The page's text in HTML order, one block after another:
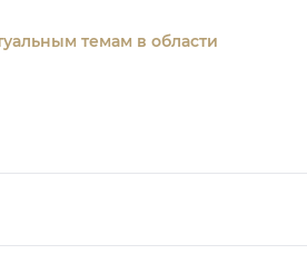
темам в области